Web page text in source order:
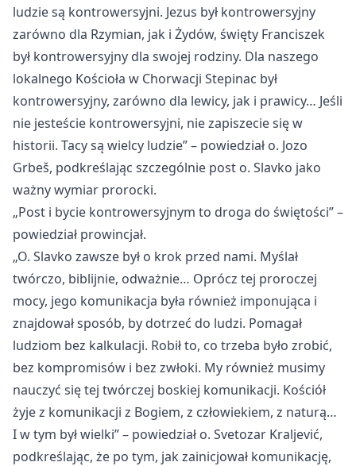
ludzie są kontrowersyjni. Jezus był kontrowersyjny
zarówno dla Rzymian, jak i Żydów, święty Franciszek
był kontrowersyjny dla swojej rodziny. Dla naszego
lokalnego Kościoła w Chorwacji Stepinac był
kontrowersyjny, zarówno dla lewicy, jak i prawicy… Jeśli
nie jesteście kontrowersyjni, nie zapiszecie się w
historii. Tacy są wielcy ludzie”– powiedział o. Jozo
Grbeš, podkreślając szczególnie post o. Slavko jako
ważny wymiar prorocki.
„Post i bycie kontrowersyjnym to droga do świętości”–
powiedział prowincjał.
„O. Slavko zawsze był o krok przed nami. Myślał
twórczo, biblijnie, odważnie… Oprócz tej proroczej
mocy, jego komunikacja była również imponująca i
znajdował sposób, by dotrzeć do ludzi. Pomagał
ludziom bez kalkulacji. Robił to, co trzeba było zrobić,
bez kompromisów i bez zwłoki. My również musimy
nauczyć się tej twórczej boskiej komunikacji. Kościół
żyje z komunikacji z Bogiem, z człowiekiem, z naturą…
I w tym był wielki”– powiedział o. Svetozar Kraljević,
podkreślając, że po tym, jak zainicjował komunikację,